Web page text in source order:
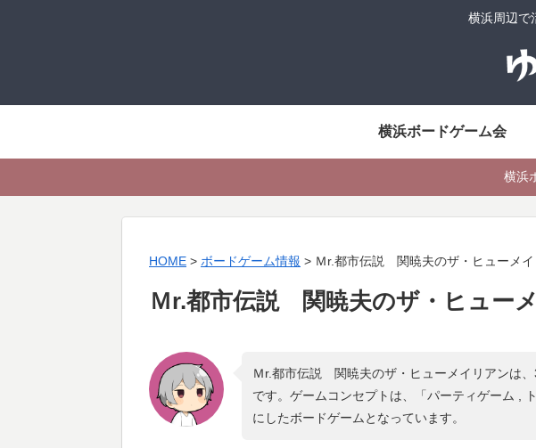
横浜周辺で
横浜ボードゲーム会
横浜
HOME > ボードゲーム情報 > Ｍr.都市伝説 関暁夫のザ・ヒューメイ
Ｍr.都市伝説 関暁夫のザ・ヒュー
Ｍr.都市伝説 関暁夫のザ・ヒューメイリアンは
です。ゲームコンセプトは、「パーティゲーム ,
にしたボードゲームとなっています。